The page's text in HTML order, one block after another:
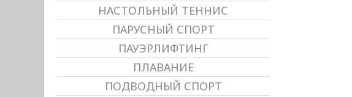
НАСТОЛЬНЫЙ ТЕННИС
ПАРУСНЫЙ СПОРТ
ПАУЭРЛИФТИНГ
ПЛАВАНИЕ
ПОДВОДНЫЙ СПОРТ